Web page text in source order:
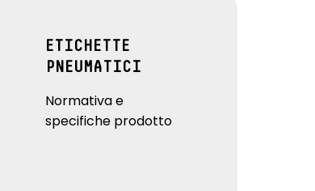
ETICHETTE
PNEUMATICI
Normativa e
specifiche prodotto